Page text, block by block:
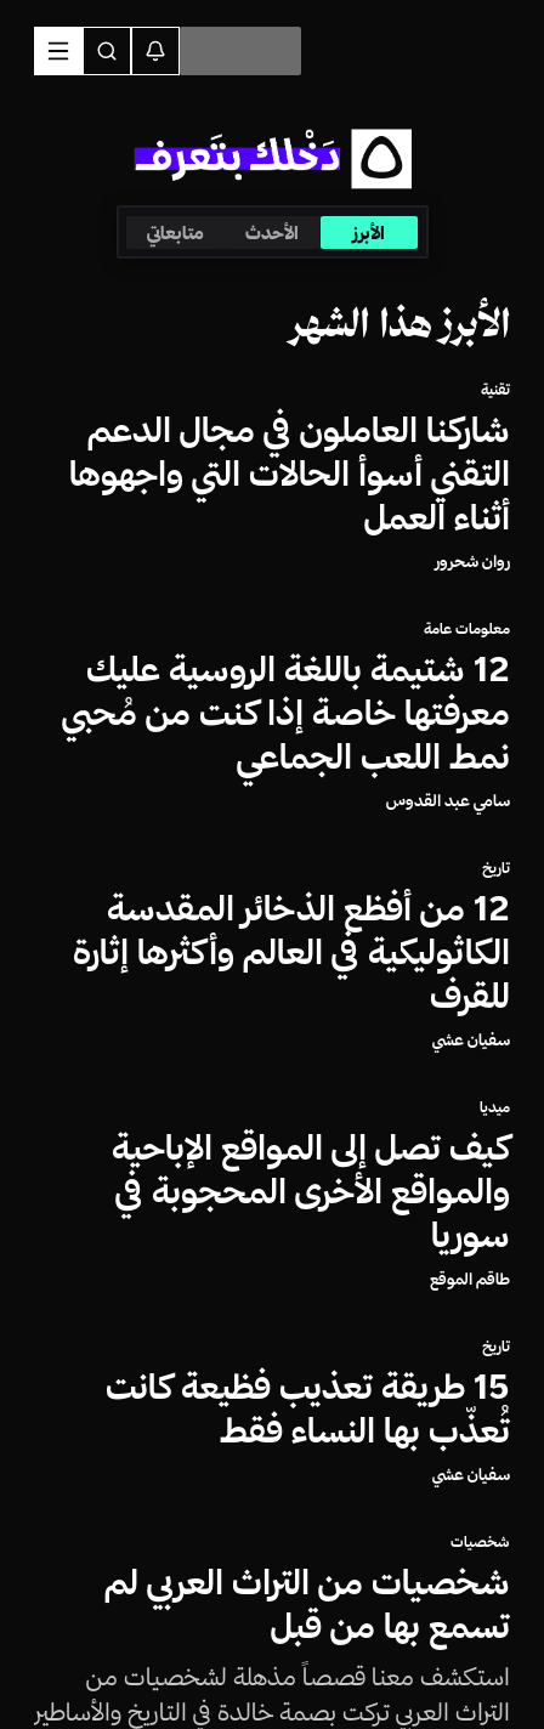
الأبرز الأحدث متابعاتي
الأبرز هذا الشهر
تقنية
شاركنا العاملون في مجال الدعم
التقني أسوأ الحالات التي واجهوها
أثناء العمل
روان شحرور
معلومات عامة
12 شتيمة باللغة الروسية عليك
معرفتها خاصة إذا كنت من مُحبي
نمط اللعب الجماعي
سامي عبد القدوس
تاريخ
12 من أفظع الذخائر المقدسة
الكاثوليكية في العالم وأكثرها إثارة
للقرف
سفيان عشي
ميديا
كيف تصل إلى المواقع الإباحية
والمواقع الأخرى المحجوبة في
سوريا
طاقم الموقع
تاريخ
15 طريقة تعذيب فظيعة كانت
تُعذّب بها النساء فقط
سفيان عشي
شخصيات
شخصيات من التراث العربي لم
تسمع بها من قبل
استكشف معنا قصصاً مذهلة لشخصيات من
التراث العربي تركت بصمة خالدة في التاريخ والأساطير